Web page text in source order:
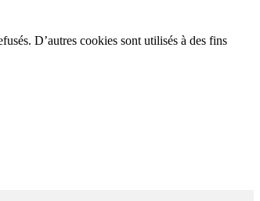
D’autres cookies sont utilisés à des fins